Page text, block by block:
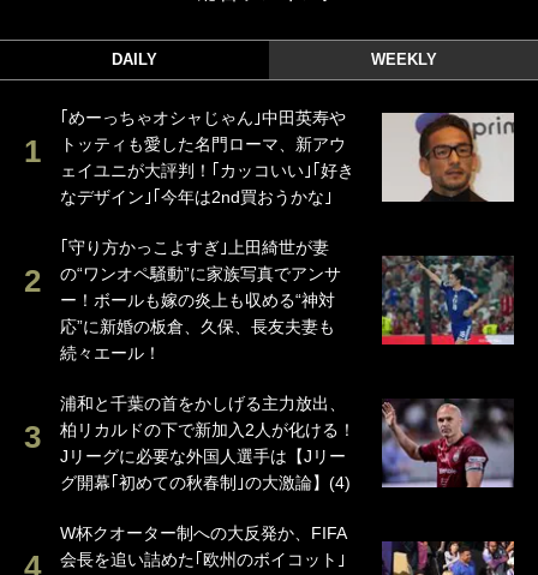
DAILY WEEKLY
｢めーっちゃオシャじゃん｣中田英寿や
トッティも愛した名門ローマ、新アウ
ェイユニが大評判！｢カッコいい｣｢好き
なデザイン｣｢今年は2nd買おうかな｣
｢守り方かっこよすぎ｣上田綺世が妻
の“ワンオペ騒動”に家族写真でアンサ
ー！ボールも嫁の炎上も収める“神対
応”に新婚の板倉、久保、長友夫妻も
続々エール！
浦和と千葉の首をかしげる主力放出、
柏リカルドの下で新加入2人が化ける！
Jリーグに必要な外国人選手は【Jリー
グ開幕｢初めての秋春制｣の大激論】(4)
W杯クオーター制への大反発か、FIFA
会長を追い詰めた｢欧州のボイコット｣